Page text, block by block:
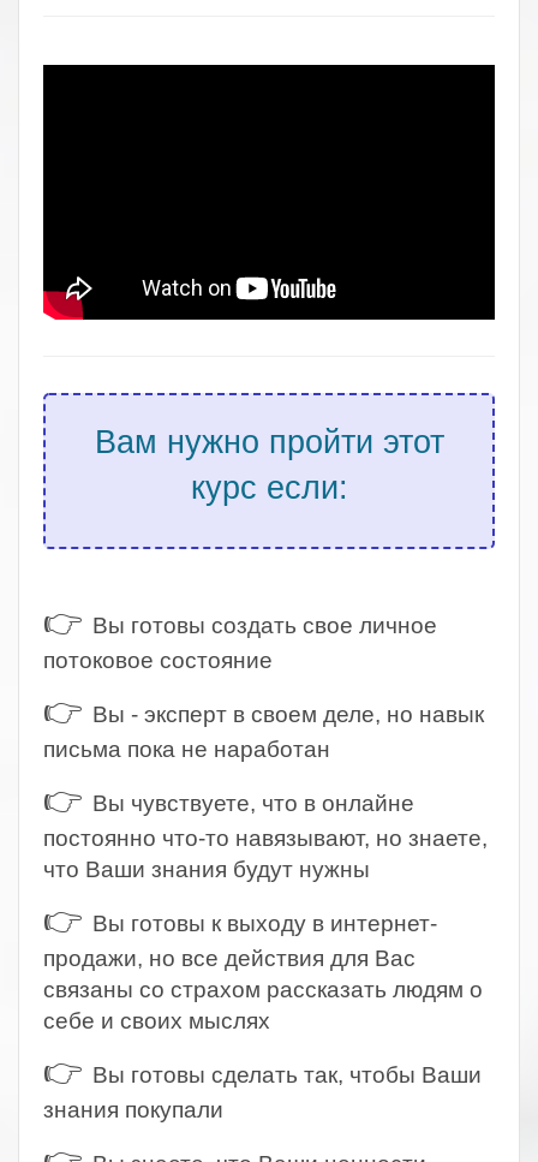
Вам нужно пройти этот
курс если:
👉 Вы готовы создать свое личное
потоковое состояние
👉 Вы - эксперт в своем деле, но навык
письма пока не наработан
👉 Вы чувствуете, что в онлайне
постоянно что-то навязывают, но знаете,
что Ваши знания будут нужны
👉 Вы готовы к выходу в интернет-
продажи, но все действия для Вас
связаны со страхом рассказать людям о
себе и своих мыслях
👉 Вы готовы сделать так, чтобы Ваши
знания покупали